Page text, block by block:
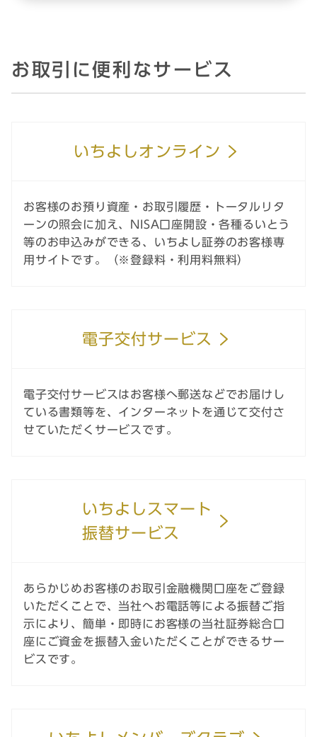
お取引に便利なサービス
いちよしオンライン
お客様のお預り資産・お取引履歴・トータルリタ
ーンの照会に加え、NISA口座開設・各種るいとう
等のお申込みができる、いちよし証券のお客様専
用サイトです。（※登録料・利用料無料）
電子交付サービス
電子交付サービスはお客様へ郵送などでお届けし
ている書類等を、インターネットを通じて交付さ
せていただくサービスです。
いちよしスマート
振替サービス
あらかじめお客様のお取引金融機関口座をご登録
いただくことで、当社へお電話等による振替ご指
示により、簡単・即時にお客様の当社証券総合口
座にご資金を振替入金いただくことができるサー
ビスです。